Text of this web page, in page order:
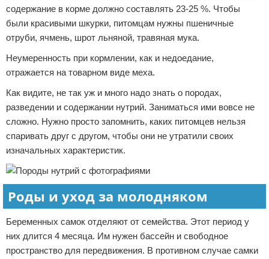
содержание в корме должно составлять 23-25 %. Чтобы
были красивыми шкурки, питомцам нужны пшеничные
отруби, ячмень, шрот льняной, травяная мука.
Неумеренность при кормлении, как и недоедание,
отражается на товарном виде меха.
Как видите, не так уж и много надо знать о породах,
разведении и содержании нутрий. Заниматься ими вовсе не
сложно. Нужно просто запомнить, каких питомцев нельзя
спаривать друг с другом, чтобы они не утратили своих
изначальных характеристик.
Роды и уход за молодняком
Беременных самок отделяют от семейства. Этот период у
них длится 4 месяца. Им нужен бассейн и свободное
пространство для передвижения. В противном случае самки